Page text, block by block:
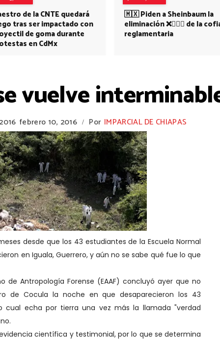
de la CNTE quedará
tras ser impactado con
de goma durante
en CdMx
🇲🇽 Piden a Sheinbaum la
eliminación ❌👩🏻‍⚕️ de la
reglamentaria
vuelve
febrero 10, 2016 / Por IMPARCIAL DE CHIAPAS
desde que los 43 estudiantes de la Escuela Normal
en Iguala, Guerrero, y aún no se sabe qué fue lo que
de Antropología Forense (EAAF) concluyó ayer que no
de Cocula la noche en que desaparecieron los 43
cual echa por tierra una vez más la llamada "verdad
científica y testimonial, por lo que se determina